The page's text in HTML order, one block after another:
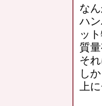
な
ハ
ッ
質
そ
し
上